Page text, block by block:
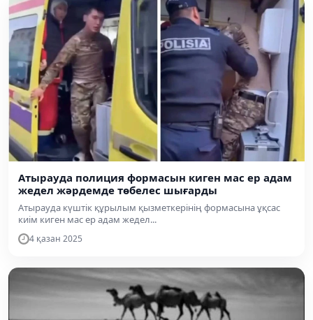
Атырауда полиция формасын киген мас ер адам
жедел жәрдемде төбелес шығарды
Атырауда күштік құрылым қызметкерінің формасына ұқсас
киім киген мас ер адам жедел...
4 қазан 2025